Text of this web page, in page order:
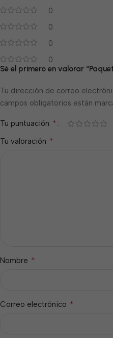
0
0
0
0
Sé el primero en valorar
Tu dirección de correo
campos obligatorios están
Tu puntuación *
Tu valoración *
Nombre *
Correo electrónico *